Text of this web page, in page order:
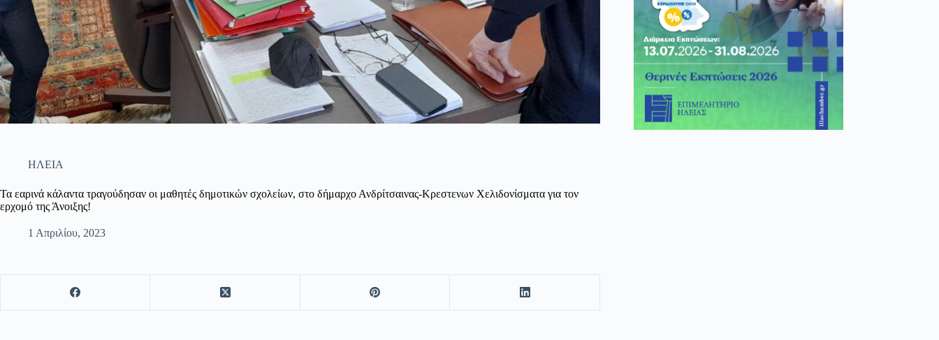
ΗΛΕΙΑ
Τα εαρινά κάλαντα τραγούδησαν οι μαθητές δημοτικών σχολείων, στο δήμαρχο Ανδρίτσαινας-Κρεστενων Χελιδονίσματα για τον
ερχομό της Άνοιξης!
1 Απριλίου, 2023